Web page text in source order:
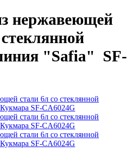
нержавеющей
"Safia" SF-